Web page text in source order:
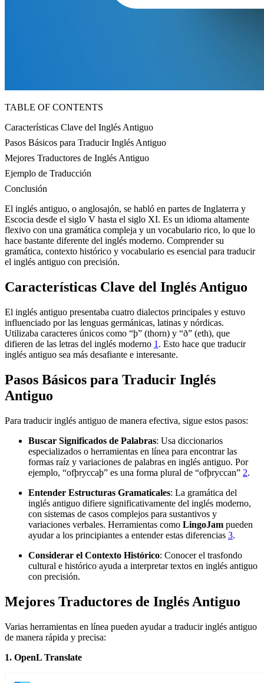
TABLE OF CONTENTS
Características Clave del Inglés Antiguo
Pasos Básicos para Traducir Inglés Antiguo
Mejores Traductores de Inglés Antiguo
Ejemplo de Traducción
Conclusión
El inglés antiguo, o anglosajón, se habló en partes de Inglaterra y
Escocia desde el siglo V hasta el siglo XI. Es un idioma altamente
flexivo con una gramática compleja y un vocabulario rico, lo que lo
hace bastante diferente del inglés moderno. Comprender su
gramática, contexto histórico y vocabulario es esencial para traducir
el inglés antiguo con precisión.
Características Clave del Inglés Antiguo
El inglés antiguo presentaba cuatro dialectos principales y estuvo
influenciado por las lenguas germánicas, latinas y nórdicas.
Utilizaba caracteres únicos como “þ” (thorn) y “ð” (eth), que
difieren de las letras del inglés moderno 1 . Esto hace que traducir
inglés antiguo sea más desafiante e interesante.
Pasos Básicos para Traducir Inglés
Antiguo
Para traducir inglés antiguo de manera efectiva, sigue estos pasos:
Buscar Significados de Palabras: Usa diccionarios
especializados o herramientas en línea para encontrar las
formas raíz y variaciones de palabras en inglés antiguo. Por
ejemplo, “ofþryccaþ” es una forma plural de “ofþryccan” 2.
Entender Estructuras Gramaticales: La gramática del
inglés antiguo difiere significativamente del inglés moderno,
con sistemas de casos complejos para sustantivos y
variaciones verbales. Herramientas como LingoJam pueden
ayudar a los principiantes a entender estas diferencias 3.
Considerar el Contexto Histórico: Conocer el trasfondo
cultural e histórico ayuda a interpretar textos en inglés antiguo
con precisión.
Mejores Traductores de Inglés Antiguo
Varias herramientas en línea pueden ayudar a traducir inglés antiguo
de manera rápida y precisa:
1. OpenL Translate